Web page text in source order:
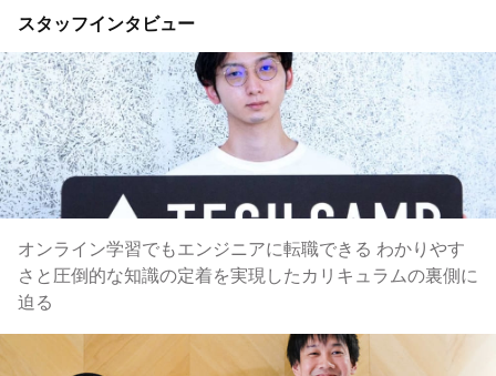
スタッフインタビュー
オンライン学習でもエンジニアに転職できる わかりやす
さと圧倒的な知識の定着を実現したカリキュラムの裏側に
迫る